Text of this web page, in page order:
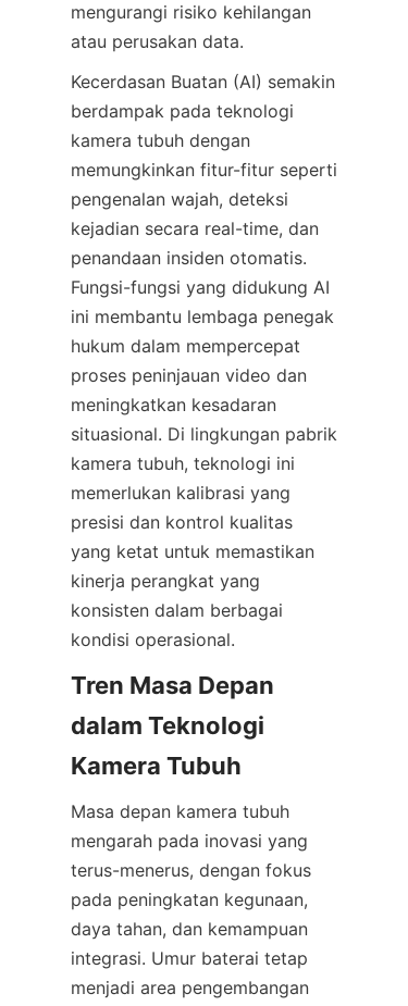
mengurangi risiko kehilangan
atau perusakan data.
Kecerdasan Buatan (AI) semakin
berdampak pada teknologi
kamera tubuh dengan
memungkinkan fitur-fitur seperti
pengenalan wajah, deteksi
kejadian secara real-time, dan
penandaan insiden otomatis.
Fungsi-fungsi yang didukung AI
ini membantu lembaga penegak
hukum dalam mempercepat
proses peninjauan video dan
meningkatkan kesadaran
situasional. Di lingkungan pabrik
kamera tubuh, teknologi ini
memerlukan kalibrasi yang
presisi dan kontrol kualitas
yang ketat untuk memastikan
kinerja perangkat yang
konsisten dalam berbagai
kondisi operasional.
Tren Masa Depan
dalam Teknologi
Masa depan kamera tubuh
mengarah pada inovasi yang
terus-menerus, dengan fokus
pada peningkatan kegunaan,
daya tahan, dan kemampuan
integrasi. Umur baterai tetap
menjadi area pengembangan